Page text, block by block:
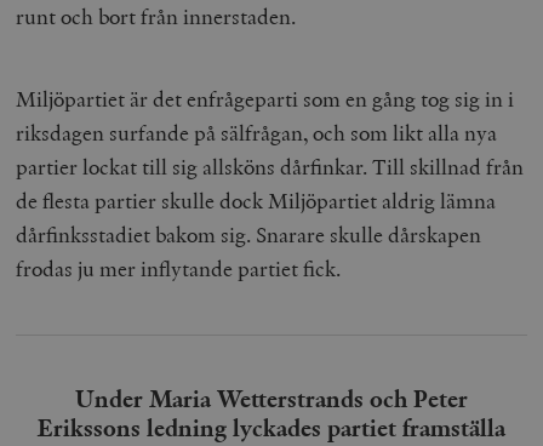
runt och bort från innerstaden.
Miljöpartiet är det enfrågeparti som en gång tog sig in i
riksdagen surfande på sälfrågan, och som likt alla nya
partier lockat till sig allsköns dårfinkar. Till skillnad från
de flesta partier skulle dock Miljöpartiet aldrig lämna
dårfinksstadiet bakom sig. Snarare skulle dårskapen
frodas ju mer inflytande partiet fick.
Under Maria Wetterstrands och Peter
Erikssons ledning lyckades partiet framställa